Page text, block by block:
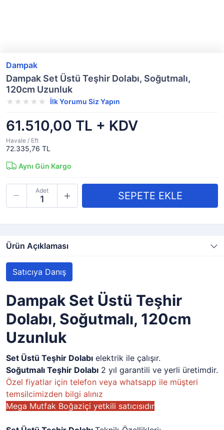
Dampak
Dampak Set Üstü Teşhir Dolabı, Soğutmalı,
120cm Uzunluk
İlk Yorumu Siz Yapın
61.510,00 TL + KDV
Havale / Eft
72.335,76 TL
Aynı Gün Kargo
Adet
Ürün Açıklaması
Satıcıya Danış
Dampak Set Üstü Teşhir
Dolabı, Soğutmalı, 120cm
Uzunluk
Set Üstü Teşhir Dolabı elektrik ile çalışır.
Soğutmalı Teşhir Dolabı 2 yıl garantili ve yerli üretimdir.
Özel fiyatlar için telefon veya whatsapp ile müşteri
temsilcimizden bilgi alınız
Mega Mutfak Boğaziçi yetkili satıcısıdır